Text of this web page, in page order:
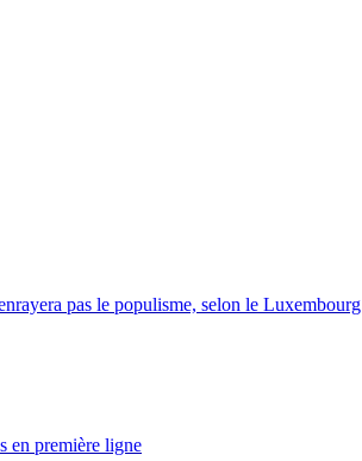
pas le populisme, selon le Luxembourg
en première ligne